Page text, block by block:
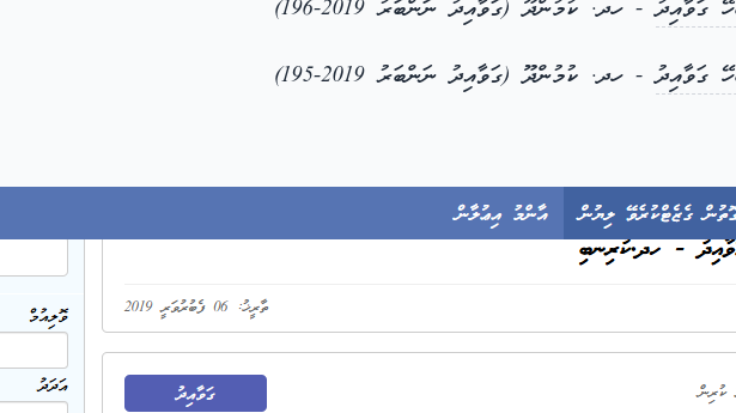
ގަވާއިދު- ހދ. ކުމުންދޫ (ގަވާއިދު ނަންބަރު 2019-196)
ގަވާއިދު- ހދ. ކުމުންދޫ (ގަވާއިދު ނަންބަރު 2019-195)